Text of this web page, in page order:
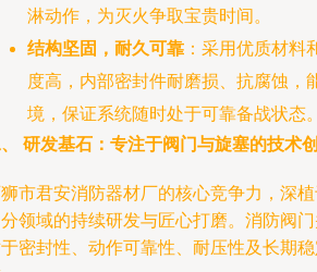
淋动作，为灭火争取宝贵时间。
结构坚固，耐久可靠 ：采用优质材料
度高，内部密封件耐磨损、抗腐蚀，
境，保证系统随时处于可靠备战状态。
研发基石：专注于阀门与旋塞的技术
市君安消防器材厂的核心竞争力，深植
领域的持续研发与匠心打磨。消防阀
密封性、动作可靠性、耐压性及长期